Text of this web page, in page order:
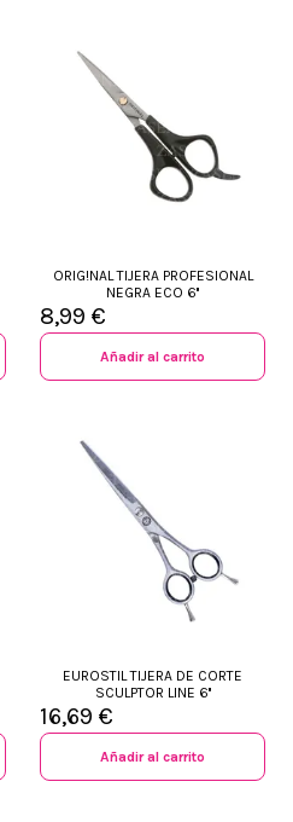
ORIG!NAL TIJERA PROFESIONAL
NEGRA ECO 6''
8,99 €
Añadir al carrito
EUROSTIL TIJERA DE CORTE
SCULPTOR LINE 6''
16,69 €
Añadir al carrito